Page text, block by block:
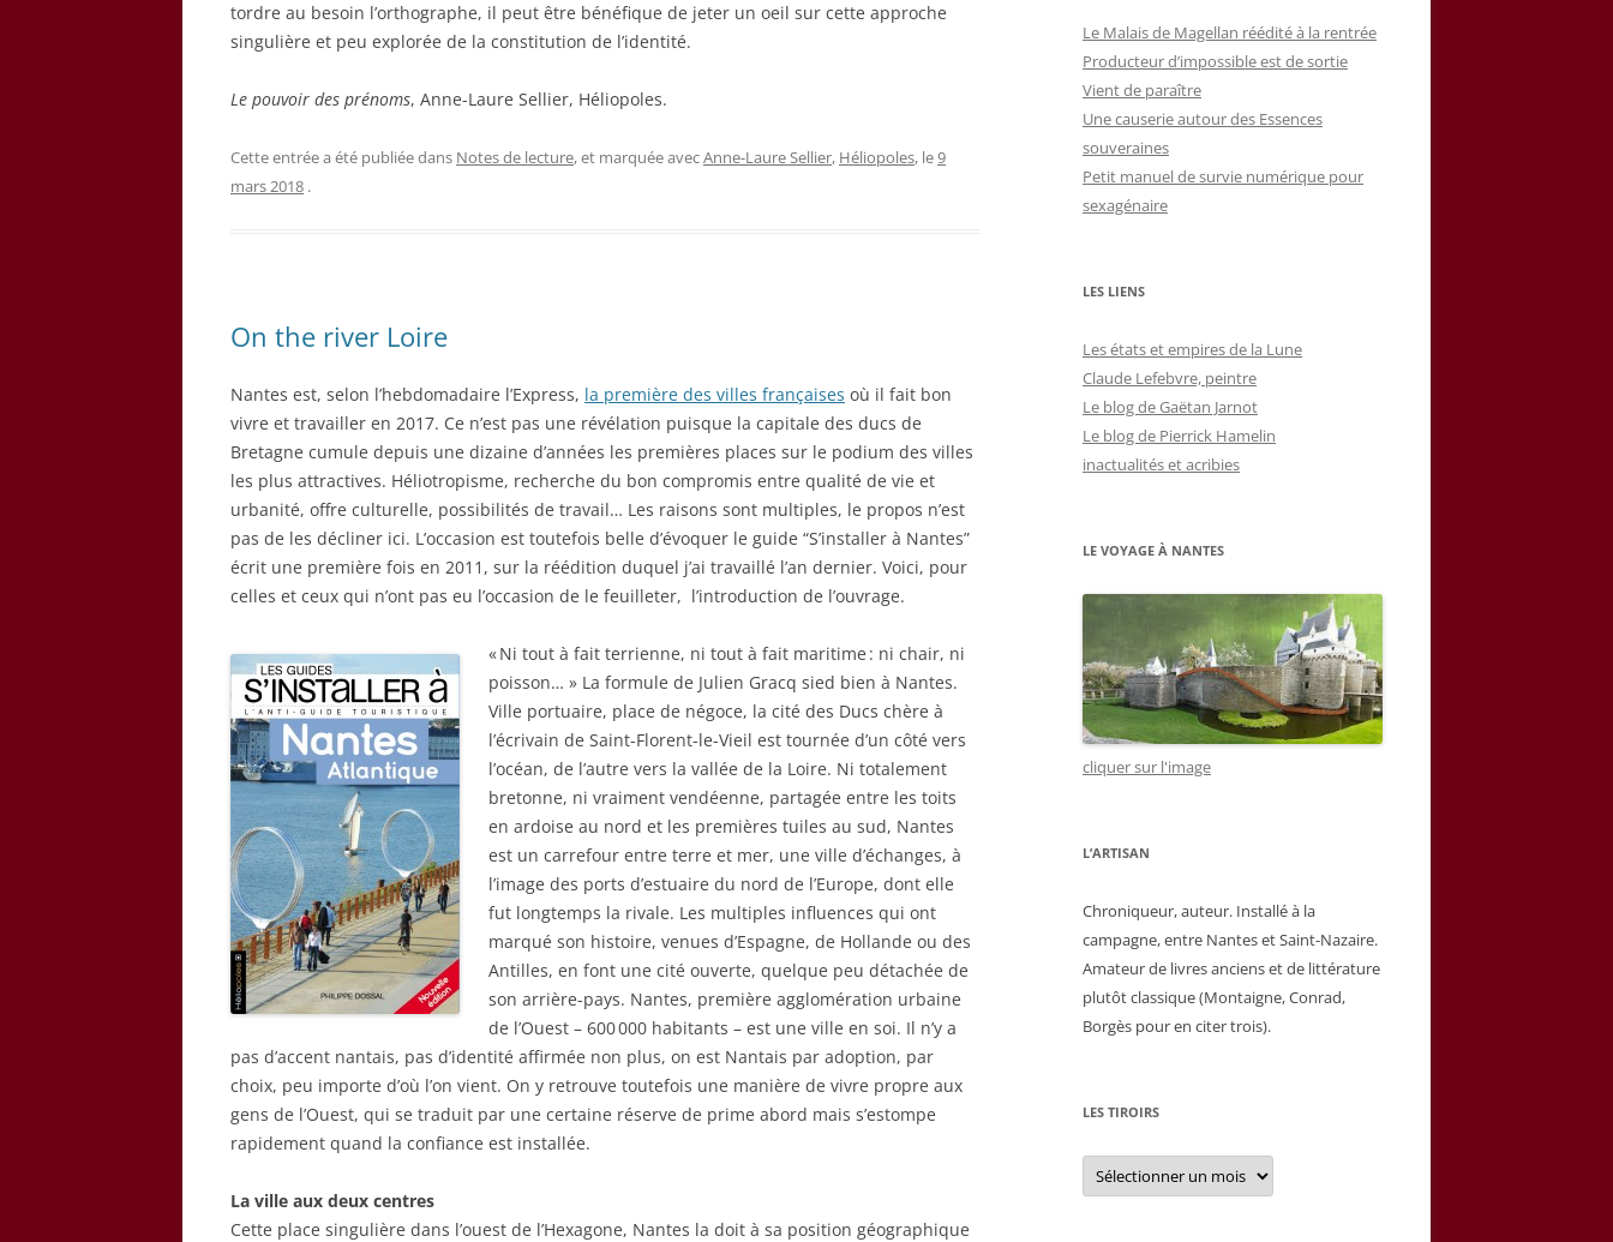
tordre au besoin l’orthographe, il peut être bénéfique de jeter un oeil sur cette approche
singulière et peu explorée de la constitution de l’identité.
Le pouvoir des prénoms, Anne-Laure Sellier, Héliopoles.
Cette entrée a été publiée dans Notes de lecture, et marquée avecAnne-Laure Sellier, Héliopoles, le9
mars 2018 .
On the river Loire
Nantes est, selon l’hebdomadaire l’Express, la première des villes françaises où il fait bon
vivre et travailler en 2017. Ce n’est pas une révélation puisque la capitale des ducs de
Bretagne cumule depuis une dizaine d’années les premières places sur le podium des villes
les plus attractives. Héliotropisme, recherche du bon compromis entre qualité de vie et
urbanité, offre culturelle, possibilités de travail… Les raisons sont multiples, le propos n’est
pas de les décliner ici. L’occasion est toutefois belle d’évoquer le guide “S’installer à Nantes”
écrit une première fois en 2011, sur la réédition duquel j’ai travaillé l’an dernier. Voici, pour
celles et ceux qui n’ont pas eu l’occasion de le feuilleter, l’introduction de l’ouvrage.
« Ni tout à fait terrienne, ni tout à fait maritime : ni chair, ni
poisson… » La formule de Julien Gracq sied bien à Nantes.
Ville portuaire, place de négoce, la cité des Ducs chère à
l’écrivain de Saint-Florent-le-Vieil est tournée d’un côté vers
l’océan, de l’autre vers la vallée de la Loire. Ni totalement
bretonne, ni vraiment vendéenne, partagée entre les toits
en ardoise au nord et les premières tuiles au sud, Nantes
est un carrefour entre terre et mer, une ville d’échanges, à
l’image des ports d’estuaire du nord de l’Europe, dont elle
fut longtemps la rivale. Les multiples influences qui ont
marqué son histoire, venues d’Espagne, de Hollande ou des
Antilles, en font une cité ouverte, quelque peu détachée de
son arrière-pays. Nantes, première agglomération urbaine
de l’Ouest – 600 000 habitants – est une ville en soi. Il n’y a
pas d’accent nantais, pas d’identité affirmée non plus, on est Nantais par adoption, par
choix, peu importe d’où l’on vient. On y retrouve toutefois une manière de vivre propre aux
gens de l’Ouest, qui se traduit par une certaine réserve de prime abord mais s’estompe
rapidement quand la confiance est installée.
La ville aux deux centres
Cette place singulière dans l’ouest de l’Hexagone, Nantes la doit à sa position géographique
Le Malais de Magellan réédité à la rentrée
Producteur d’impossible est de sortie
Vient de paraître
Une causerie autour des Essences
souveraines
Petit manuel de survie numérique pour
sexagénaire
LES LIENS
Les états et empires de la Lune
Claude Lefebvre, peintre
Le blog de Gaëtan Jarnot
Le blog de Pierrick Hamelin
inactualités et acribies
LE VOYAGE À NANTES
cliquer sur l'image
L’ARTISAN
Chroniqueur, auteur. Installé à la
campagne, entre Nantes et Saint-Nazaire.
Amateur de livres anciens et de littérature
plutôt classique (Montaigne, Conrad,
Borgès pour en citer trois).
LES TIROIRS
Les
tiroirs